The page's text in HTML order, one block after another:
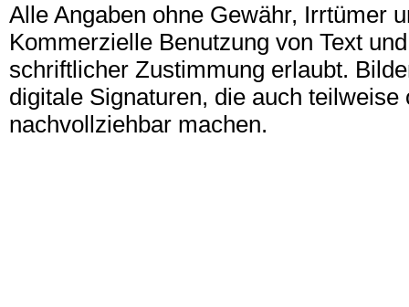
Alle Angaben ohne Gewähr, Irrtümer
Kommerzielle Benutzung von Text
schriftlicher Zustimmung erlaubt.
digitale Signaturen, die auch
nachvollziehbar machen.